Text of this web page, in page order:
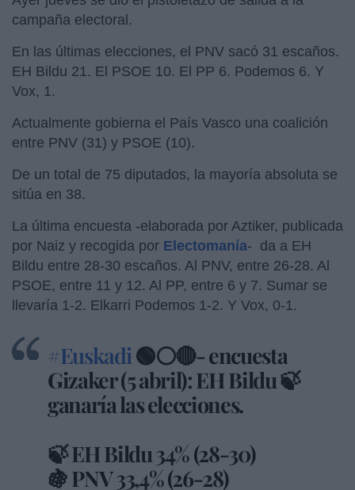
campaña electoral.
En las últimas elecciones, el PNV sacó 31 escaños.
EH Bildu 21. El PSOE 10. El PP 6. Podemos 6. Y
Vox, 1.
Actualmente gobierna el País Vasco una coalición
entre PNV (31) y PSOE (10).
De un total de 75 diputados, la mayoría absoluta se
sitúa en 38.
La última encuesta -elaborada por Aztiker, publicada
por Naiz y recogida por Electomanía- da a EH
Bildu entre 28-30 escaños. Al PNV, entre 26-28. Al
PSOE, entre 11 y 12. Al PP, entre 6 y 7. Sumar se
llevaría 1-2. Elkarri Podemos 1-2. Y Vox, 0-1.
#Euskadi🟢⚪🔴- encuesta
Gizaker (5 abril): EH Bildu 🍃
ganaría las elecciones.
🍃 EH Bildu 34% (28-30)
🍇 PNV 33,4% (26-28)